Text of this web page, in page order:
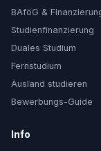
BAföG &
Studienfinanzierung
Duales Studium
Fernstudium
Ausland studieren
Bewerbungs-Guide
Info